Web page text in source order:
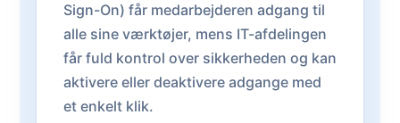
Sign-On) får medarbejderen adgang til
alle sine værktøjer, mens IT-afdelingen
får fuld kontrol over sikkerheden og kan
aktivere eller deaktivere adgange med
et enkelt klik.